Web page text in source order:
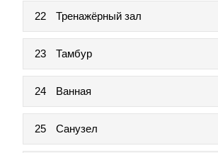
22 Тренажёрный зал
23 Тамбур
24 Ванная
25 Санузел